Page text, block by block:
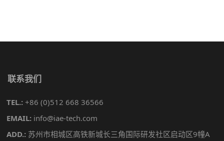
联系我们
TEL.: +86 (0)512 668 36566
EMAIL: info@iae-tech.com
ADD.: 苏州市相城区高铁新城长三角国际研发社区启动区9幢A